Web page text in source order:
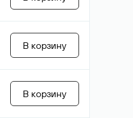
В корзину
В корзину